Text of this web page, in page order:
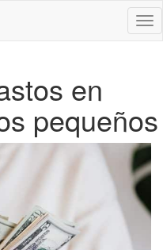
en
pequeños